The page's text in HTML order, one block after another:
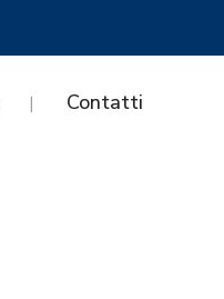
Contatti